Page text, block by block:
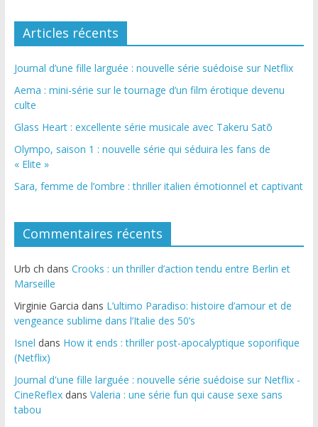
Articles récents
Journal d’une fille larguée : nouvelle série suédoise sur Netflix
Aema : mini-série sur le tournage d’un film érotique devenu
culte
Glass Heart : excellente série musicale avec Takeru Satō
Olympo, saison 1 : nouvelle série qui séduira les fans de
« Elite »
Sara, femme de l’ombre : thriller italien émotionnel et captivant
Commentaires récents
Urb ch dans Crooks : un thriller d’action tendu entre Berlin et
Marseille
Virginie Garcia dans L’ultimo Paradiso: histoire d’amour et de
vengeance sublime dans l’Italie des 50’s
Isnel dans How it ends : thriller post-apocalyptique soporifique
(Netflix)
Journal d'une fille larguée : nouvelle série suédoise sur Netflix -
CineReflexdans Valeria : une série fun qui cause sexe sans
tabou